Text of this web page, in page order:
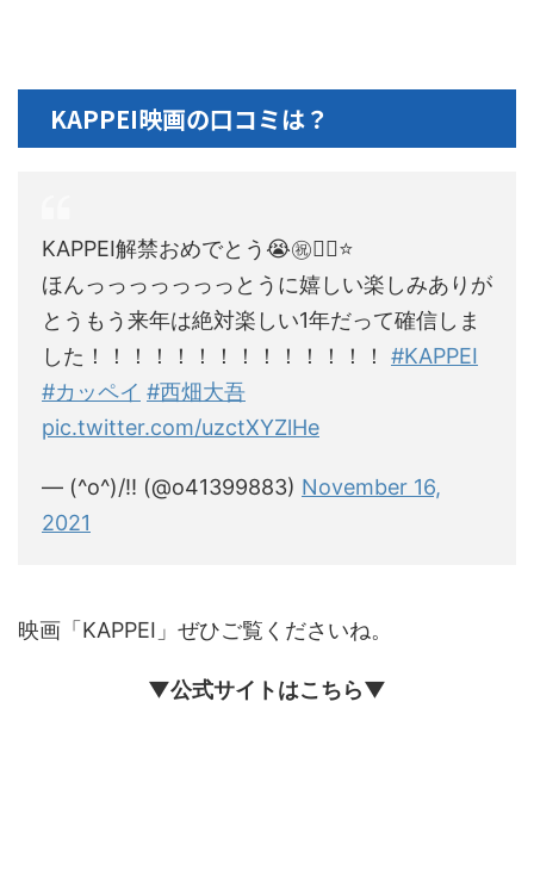
KAPPEI映画の口コミは？
KAPPEI解禁おめでとう😭㊗️👍🏻⭐️
ほんっっっっっっっとうに嬉しい楽しみありが
とうもう来年は絶対楽しい1年だって確信しま
した！！！！！！！！！！！！！！ #KAPPEI
#カッペイ #西畑大吾
pic.twitter.com/uzctXYZlHe
— (^o^)/‼︎ (@o41399883) November 16,
2021
映画「KAPPEI」ぜひご覧くださいね。
▼公式サイトはこちら▼